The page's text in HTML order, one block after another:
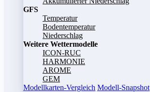
GFS
Temperatur
Bodentemperatur
Niederschlag
Weitere Wettermodelle
ICON-RUC
HARMONIE
AROME
GEM
Modellkarten-Vergleich Modell-Snapshot